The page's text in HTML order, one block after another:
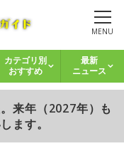
MENU
カテゴリ別
おすすめ
最新
ニュース
来年（2027年）も
ます。